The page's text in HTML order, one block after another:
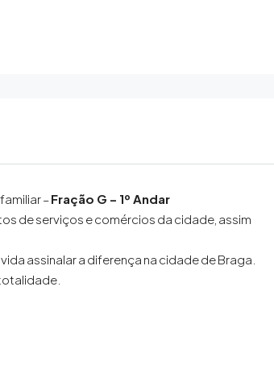
–Fração G – 1º Andar
de serviços e comércios da cidade, assim
assinalar a diferença na cidade de Braga.